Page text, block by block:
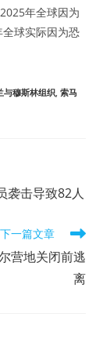
年全球因为
球实际因为恐
与穆斯林组织 索马
袭击导致82人
一篇文章
营地关闭前逃
离